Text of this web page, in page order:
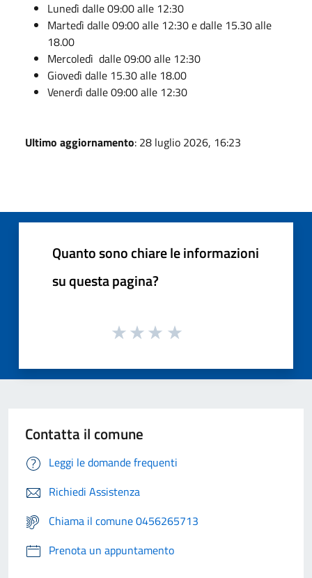
Lunedì dalle 09:00 alle 12:30
Martedì dalle 09:00 alle 12:30 e dalle 15.30 alle
18.00
Mercoledì dalle 09:00 alle 12:30
Giovedì dalle 15.30 alle 18.00
Venerdì dalle 09:00 alle 12:30
Ultimo aggiornamento: 28 luglio 2026, 16:23
Quanto sono chiare le informazioni
su questa pagina?
Contatta il comune
Leggi le domande frequenti
Richiedi Assistenza
Chiama il comune 0456265713
Prenota un appuntamento